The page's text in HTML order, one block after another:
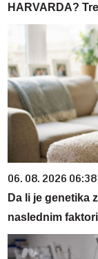
HARVARDA?
06. 08. 2026 06:38
Da li je genetika
naslednim